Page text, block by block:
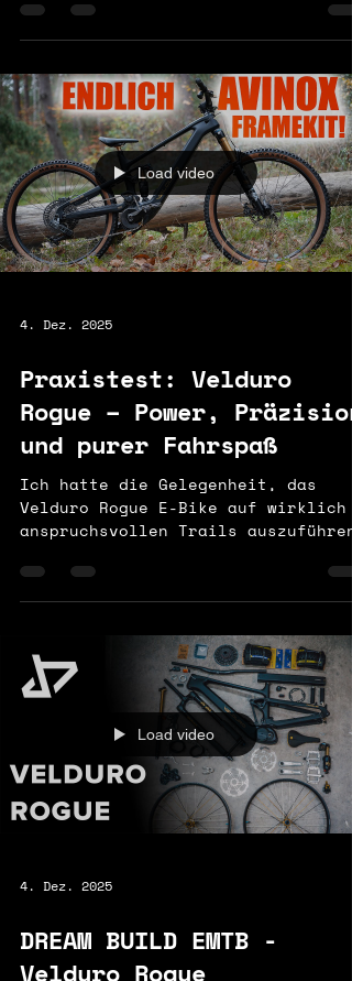
Federweg, High-Pivot-Hinterbau,
Vollcarbon-Rahmen, Avinox-
Trails – zur allerersten Ausfahrt .
Rob Rides EMTB ist einer der
beliebtesten YouTube-Kanäle rund
ums elektrische Mountainbiken .
Kanal wurde 2018 gestartet und hat
heute über 1,1 Millionen
und mehrere hundert Videos zu
eMTBs, Tests und Technik-Themen.
Rob ist leidenschaftlicher
Load video
4. Dez. 2025
Praxistest: Velduro
Rogue – Power, Präzision
und purer Fahrspaß
Ich hatte die Gelegenheit, das
anspruchsvollen Trails auszuführen
– und die Performance hat mich von
Das Komplettbike mit dem Avinox-
Antriebssystem kombiniert einen
extrem kraftvollen Mittelmotor,
einen ausdauernden Akku und
hochwertige Komponenten, die
spürbar perfekt aufeinander
abgestimmt sind. Schon nach den
ersten Metern wird klar: Rahmen,
Fahrwerk und Motor verschmelzen zu
Load video
4. Dez. 2025